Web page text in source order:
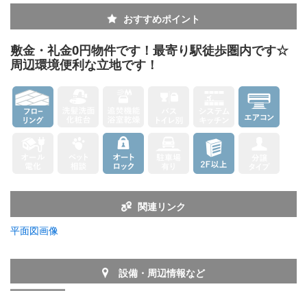
おすすめポイント
敷金・礼金0円物件です！最寄り駅徒歩圏内です☆
周辺環境便利な立地です！
関連リンク
平面図画像
設備・周辺情報など